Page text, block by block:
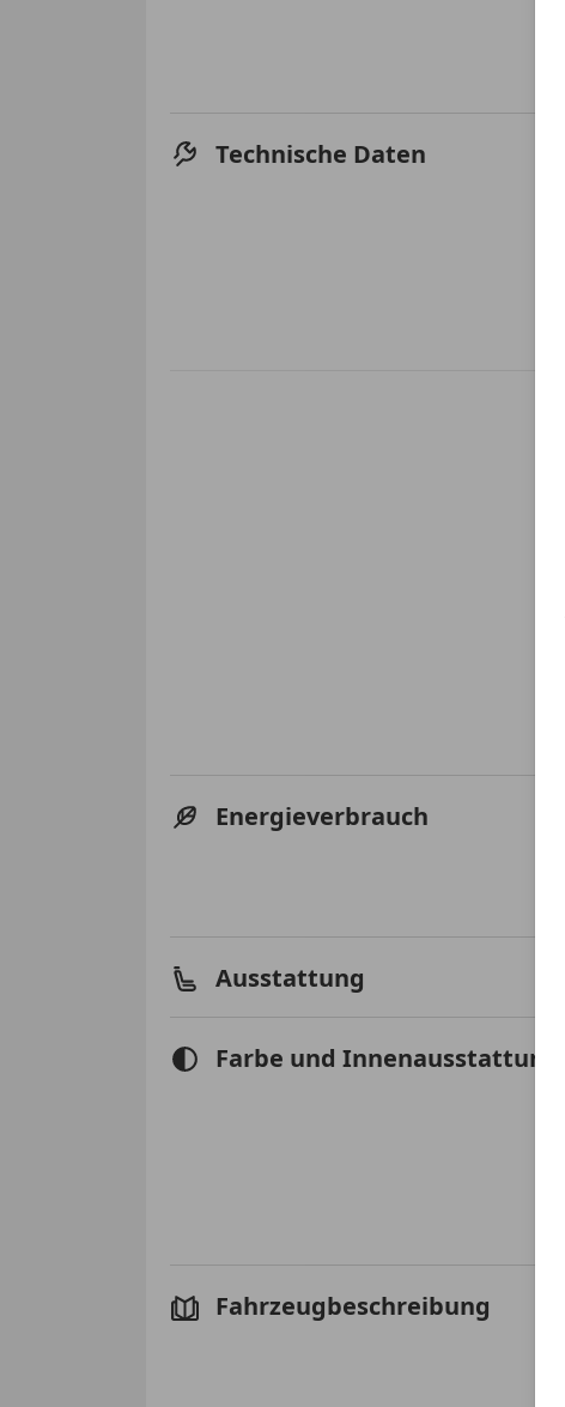
Technische Daten
Energieverbrauch
Ausstattung
Farbe und Innenausstattung
Fahrzeugbeschreibung